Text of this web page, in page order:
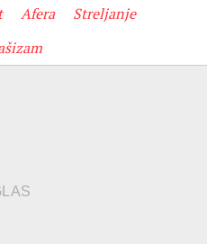
Afera
Streljanje